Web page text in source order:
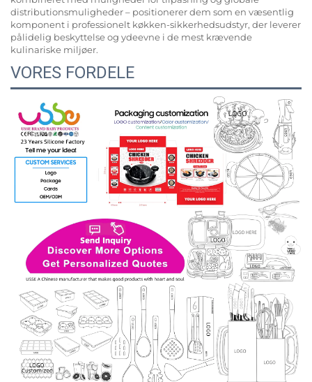
distributionsmuligheder – positionerer dem som en væsentlig
komponent i professionelt køkken-sikkerhedsudstyr, der leverer
pålidelig beskyttelse og ydeevne i de mest krævende
kulinariske miljøer.
VORES FORDELE